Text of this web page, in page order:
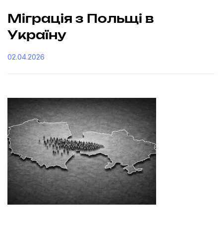
Міграція з Польщі в
Україну
02.04.2026